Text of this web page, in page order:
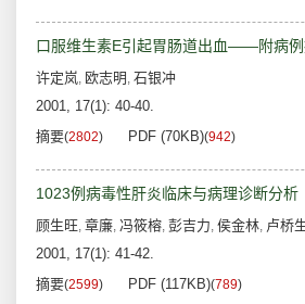
口服维生素E引起胃肠道出血——附病
许定岚, 欧志明 , 石银冲
2001, 17(1): 40-40.
摘要(2802) PDF (70KB)(942)
1023例病毒性肝炎临床与病理诊断分析
顾生旺, 章廉, 冯筱榕, 彭吉力, 侯金林, 卢桥
2001, 17(1): 41-42.
摘要(2599) PDF (117KB)(789)